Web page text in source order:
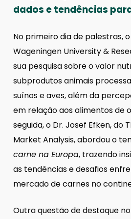
dados e tendências
No primeiro dia de palestras, o
Wageningen University &
sua pesquisa sobre o valor
subprodutos animais
suínos e aves, além da
em relação aos alimentos de
seguida, o Dr. Josef Efken, do
Market Analysis, abordou o
carne na Europa, trazendo
as tendências e desafios
mercado de carnes no
Outra questão de destaque